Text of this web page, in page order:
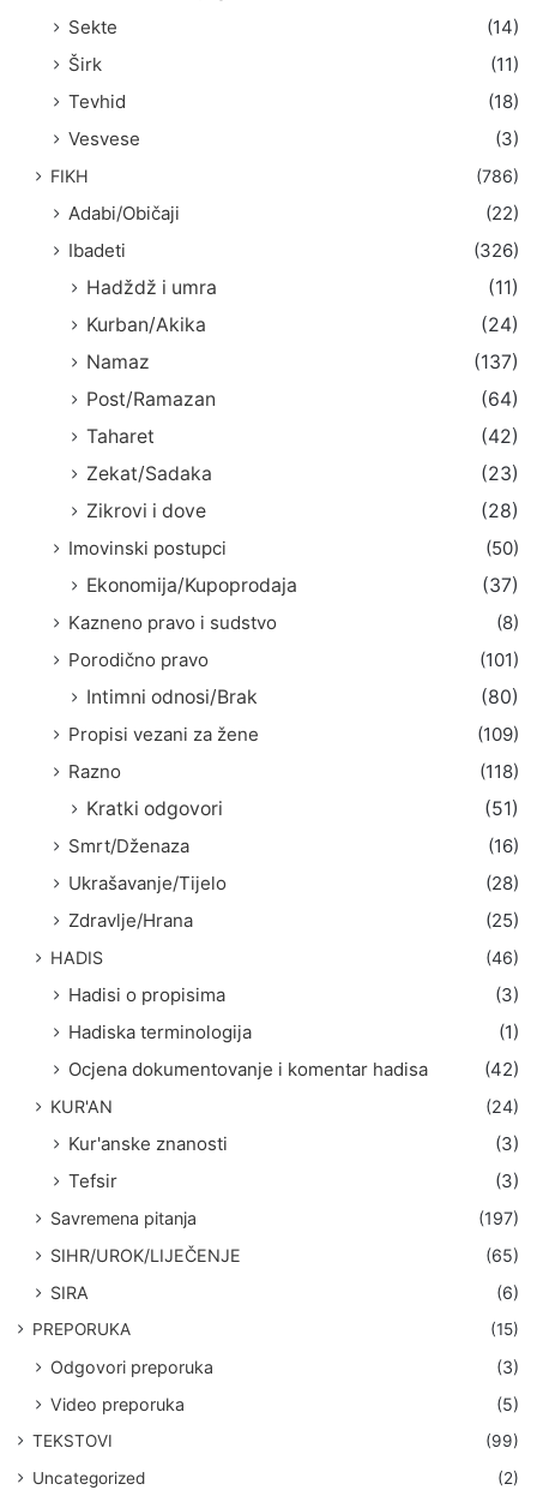
Sekte
(14)
Širk
(11)
Tevhid
(18)
Vesvese
(3)
FIKH (786)
Adabi/Običaji
(22)
Ibadeti
(326)
Hadždž i umra
(11)
Kurban/Akika
(24)
Namaz
(137)
Post/Ramazan
(64)
Taharet
(42)
Zekat/Sadaka
(23)
Zikrovi i dove
(28)
Imovinski postupci
(50)
Ekonomija/Kupoprodaja
(37)
Kazneno pravo i sudstvo
(8)
Porodično pravo
(101)
Intimni odnosi/Brak
(80)
Propisi vezani za žene
(109)
Razno
(118)
Kratki odgovori
(51)
Smrt/Dženaza
(16)
Ukrašavanje/Tijelo
(28)
Zdravlje/Hrana
(25)
HADIS (46)
Hadisi o propisima
(3)
Hadiska terminologija
(1)
Ocjena dokumentovanje i komentar hadisa
(42)
KUR'AN (24)
Kur'anske znanosti
(3)
Tefsir
(3)
Savremena pitanja
(197)
SIHR/UROK/LIJEČENJE
(65)
SIRA
(6)
PREPORUKA (15)
Odgovori preporuka
(3)
Video preporuka
(5)
TEKSTOVI
(99)
Uncategorized
(2)